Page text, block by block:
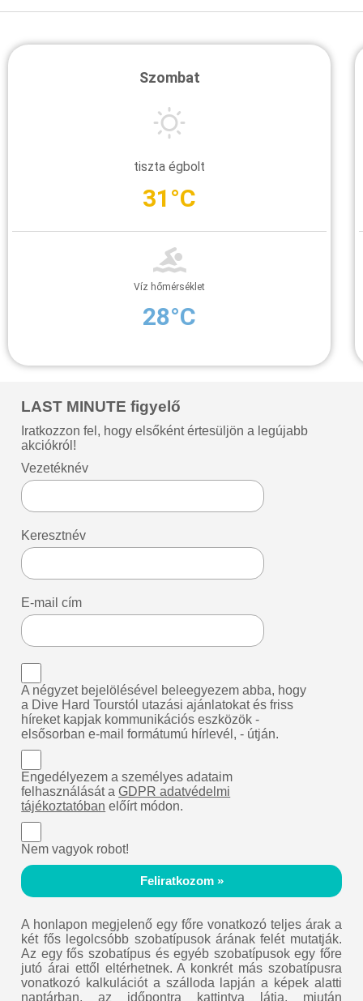
Szombat
tiszta égbolt
31°C
Víz hőmérséklet
28°C
LAST MINUTE figyelő
Iratkozzon fel, hogy elsőként értesüljön a legújabb
akciókról!
Vezetéknév
Keresztnév
E-mail cím
A négyzet bejelölésével beleegyezem abba, hogy
a Dive Hard Tourstól utazási ajánlatokat és friss
híreket kapjak kommunikációs eszközök -
elsősorban e-mail formátumú hírlevél, - útján.
Engedélyezem a személyes adataim
felhasználását aGDPR adatvédelmi
tájékoztatóban előírt módon.
Nem vagyok robot!
Feliratkozom »
A honlapon megjelenő egy főre vonatkozó teljes árak a
két fős legolcsóbb szobatípusok árának felét mutatják.
Az egy fős szobatípus és egyéb szobatípusok egy főre
jutó árai ettől eltérhetnek. A konkrét más szobatípusra
vonatkozó kalkulációt a szálloda lapján a képek alatti
naptárban, az időpontra kattintva látja, miután